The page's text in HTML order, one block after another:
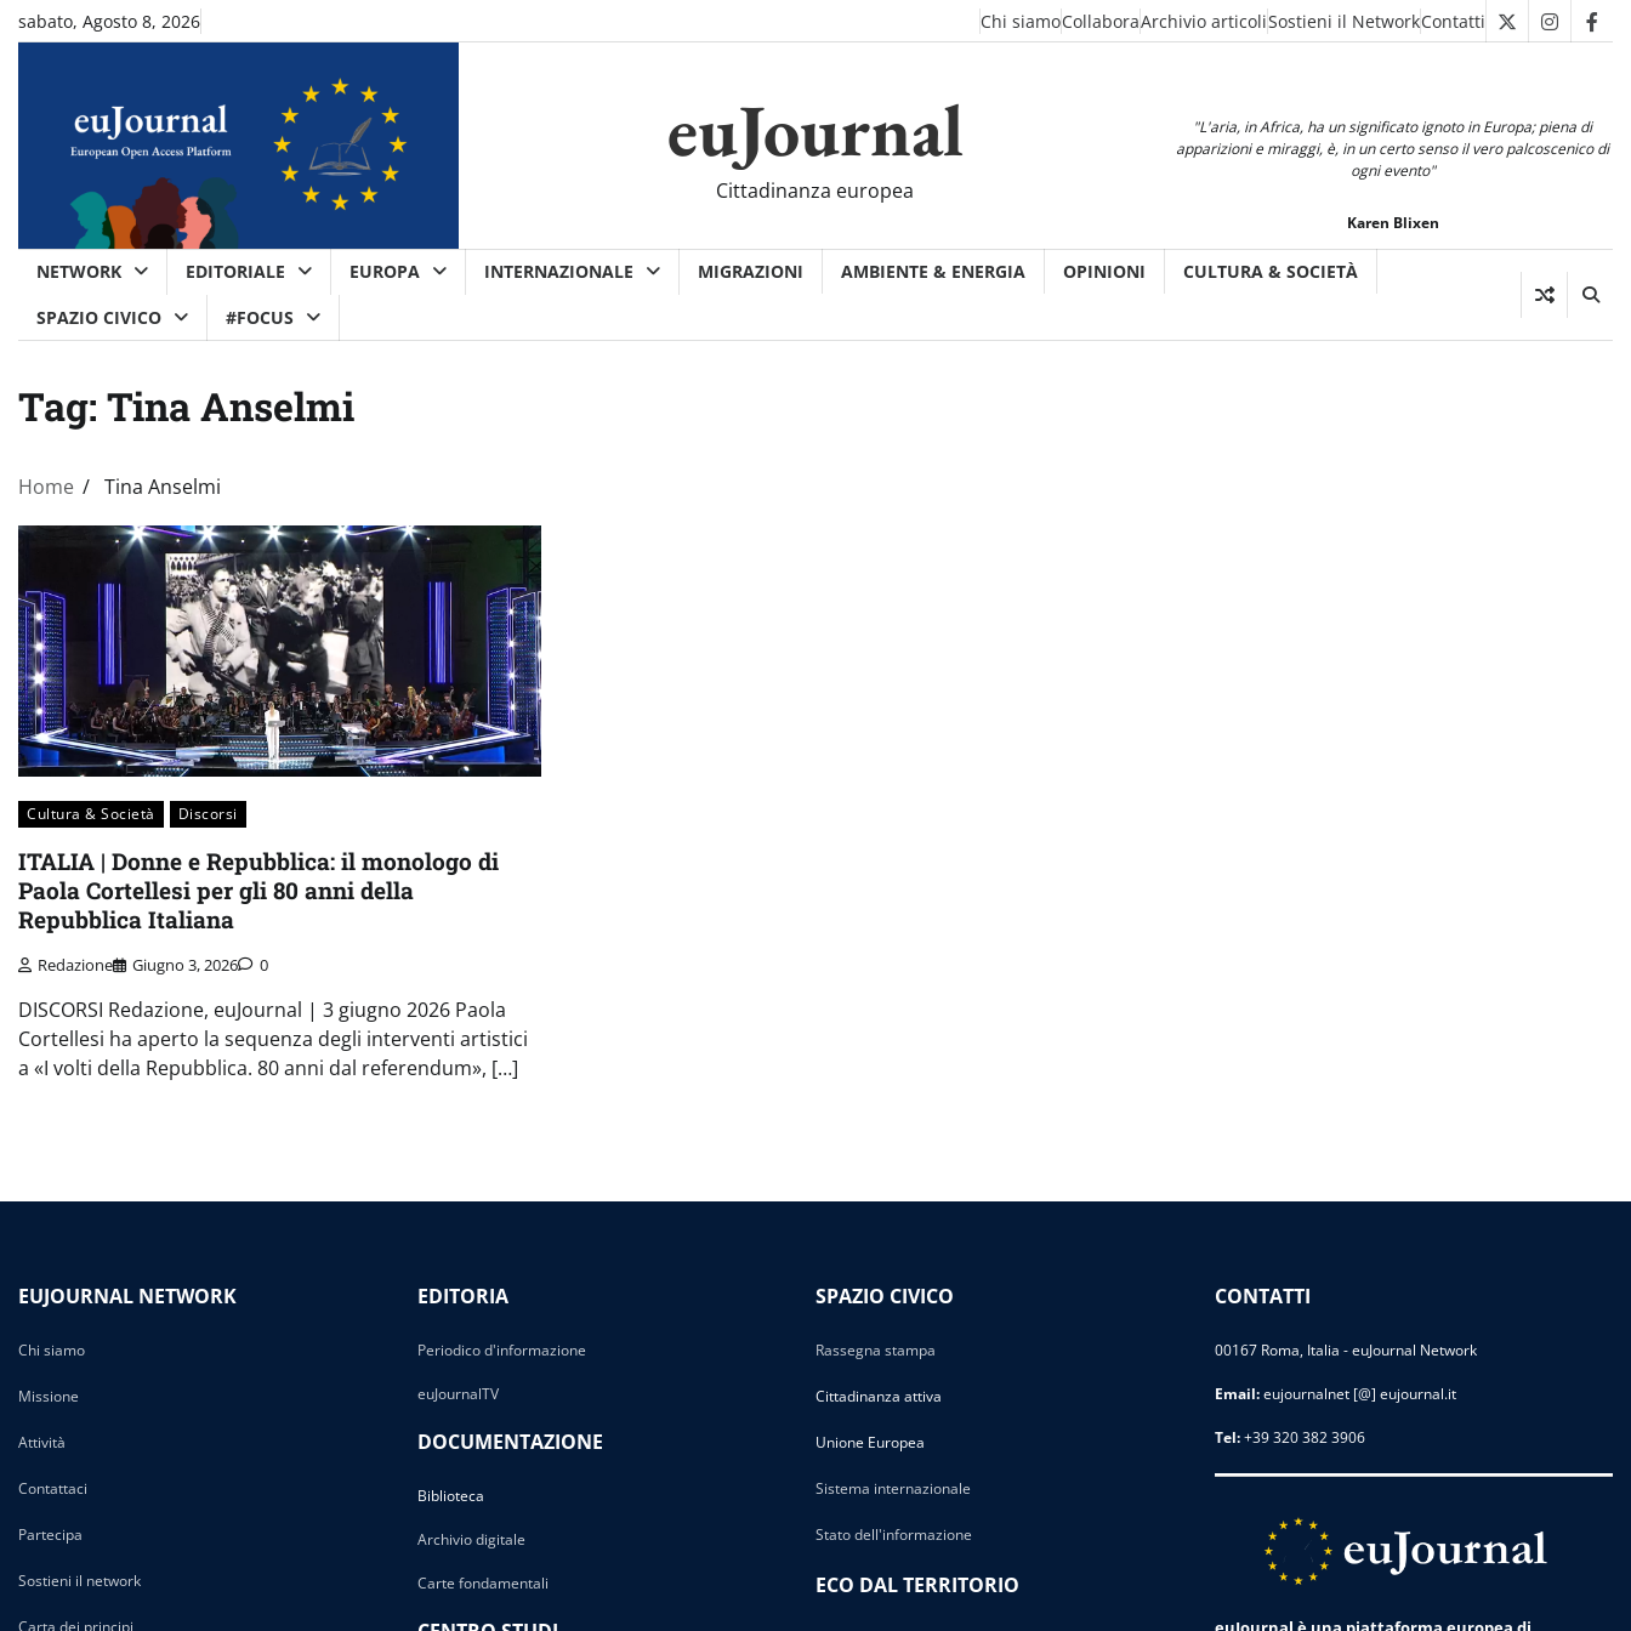
Skipsabato, Agosto 8, 2026 Chi siamoCollaboraArchivio articoliSostieni il NetworkContatti X
euJournal
Cittadinanza europea
"L'aria, in Africa, ha un significato ignoto in Europa; piena di
apparizioni e miraggi, è, in un certo senso il vero palcoscenico di
ogni evento"
Karen Blixen
NETWORK EDITORIALE EUROPA INTERNAZIONALE MIGRAZIONI AMBIENTE & ENERGIA OPINIONI
CULTURA & SOCIETÀ
SPAZIO CIVICO
#FOCUS
Tag: Tina Anselmi
Home Tina Anselmi
Cultura & Società Discorsi
ITALIA | Donne e Repubblica: il monologo di
Paola Cortellesi per gli 80 anni della
Repubblica Italiana
Redazione Giugno 3, 2026 0
DISCORSI Redazione, euJournal | 3 giugno 2026 Paola
Cortellesi ha aperto la sequenza degli interventi artistici
a «I volti della Repubblica. 80 anni dal referendum», […]
EUJOURNAL NETWORK
Chi siamo
Missione
Attività
Contattaci
Partecipa
Sostieni il network
Carta dei principi
EDITORIA
Periodico d'informazione
euJournalTV
DOCUMENTAZIONE
Biblioteca
Archivio digitale
Carte fondamentali
SPAZIO CIVICO
Rassegna stampa
Cittadinanza attiva
Unione Europea
Sistema internazionale
Stato dell'informazione
ECO DAL TERRITORIO
CONTATTI
00167 Roma, Italia - euJournal Network
Email:eujournalnet [@] eujournal.it
Tel:+39 320 382 3906